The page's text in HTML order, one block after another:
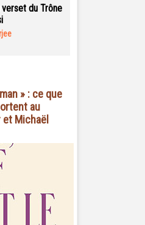
du Trône
» : ce que
au
Michaël